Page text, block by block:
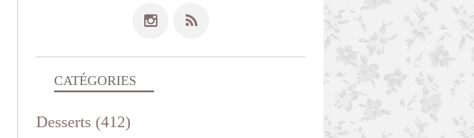
CATÉGORIES
Desserts (412)